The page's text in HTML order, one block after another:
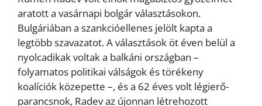
aratott a vasárnapi bolgár választásokon.
Bulgáriában a szankcióellenes jelölt kapta a
legtöbb szavazatot. A választások öt éven belül a
nyolcadikak voltak a balkáni országban –
folyamatos politikai válságok és törékeny
koalíciók közepette –, és a 62 éves volt légierő-
parancsnok, Radev az újonnan létrehozott